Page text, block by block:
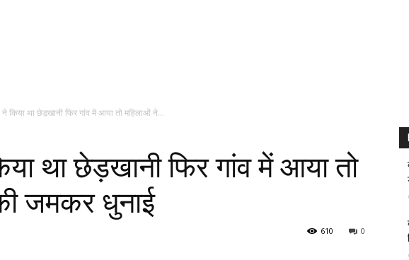
ने किया था छेड़खानी फिर गांव में आया तो महिलाओं ने...
था छेड़खानी फिर गांव में आया तो
जमकर धुनाई
0
610